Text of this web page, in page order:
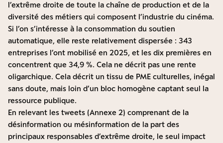
l’extrême droite de toute la chaîne de production et de la
diversité des métiers qui composent l’industrie du cinéma.
Si l’on s’intéresse à la consommation du soutien
automatique, elle reste relativement dispersée : 343
entreprises l’ont mobilisé en 2025, et les dix premières en
concentrent que 34,9 %. Cela ne décrit pas une rente
oligarchique. Cela décrit un tissu de PME culturelles, inégal
sans doute, mais loin d’un bloc homogène captant seul la
ressource publique.
En relevant les tweets (Annexe 2) comprenant de la
désinformation ou mésinformation de la part des
principaux responsables d’extrême droite, le seul impact